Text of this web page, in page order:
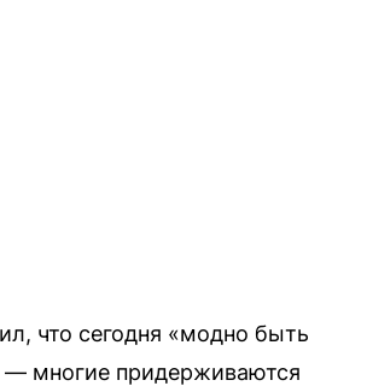
что сегодня «модно быть
— многие придерживаются